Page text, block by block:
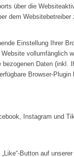
über die
dem Websitebetreiber
Einstellung Ihrer
vollumfänglich
Daten
Browser-Plugin
Instagram und
Button auf